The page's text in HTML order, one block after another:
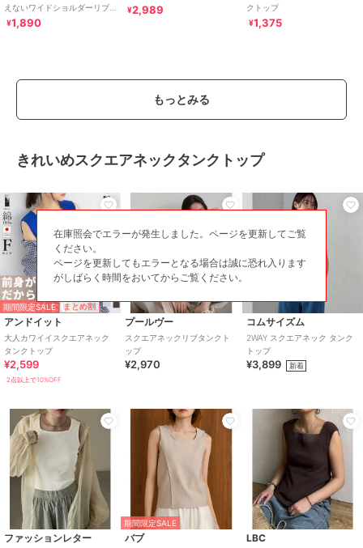
えないワイドショルダーリブ
タンクトップ/キャミソール夏
¥1,890
¥2,989
クトップ
¥1,375
もっとみる
きれいめスクエアネックタンクトップ
期間限定SALE まとめ割
アンドイット
大人カワイイスクエアネック
タンクトップ
¥2,599
2点以上で10%OFF
プールヴー
スクエアネックリブタンクト
ップ
¥2,970
コムサイズム
2WAY スクエアネック タンク
トップ
¥3,899 新着
ファッションレター
期間限定SALE
バブ LBC
在庫照会でエラーが発生しました。ページを更新してご覧
ください。
ページを更新してもエラーとなる場合は誠に恐れ入ります
がしばらく時間をおいてからご覧ください。